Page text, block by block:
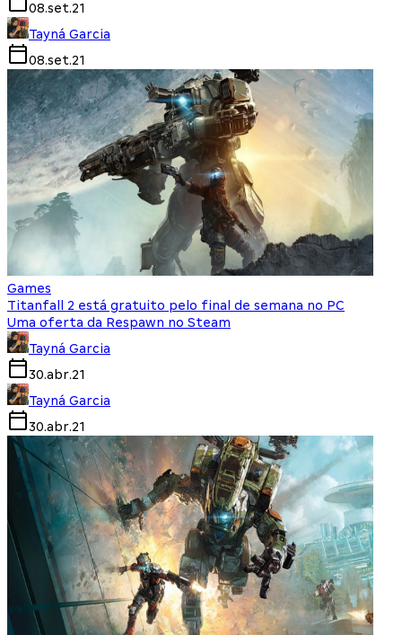
08.set.21
Tayná Garcia
08.set.21
Games
Titanfall 2 está gratuito pelo final de semana no PC
Uma oferta da Respawn no Steam
Tayná Garcia
30.abr.21
Tayná Garcia
30.abr.21